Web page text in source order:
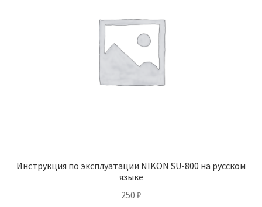
Инструкция по эксплуатации NIKON SU-800 на русском
языке
250 ₽